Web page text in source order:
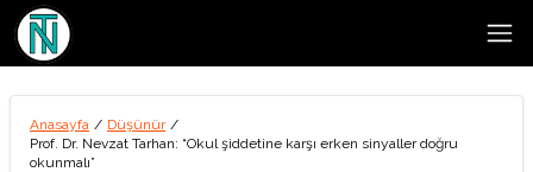
Anasayfa / Düşünür /
Prof. Dr. Nevzat Tarhan: “Okul şiddetine karşı erken sinyaller doğru
okunmalı”